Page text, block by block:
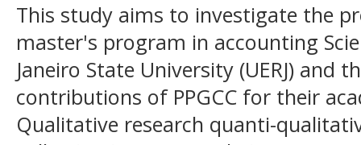
This study aims to investigate the
master's program in accounting
Janeiro State University (UERJ) and
contributions of PPGCC for their
Qualitative research quanti-